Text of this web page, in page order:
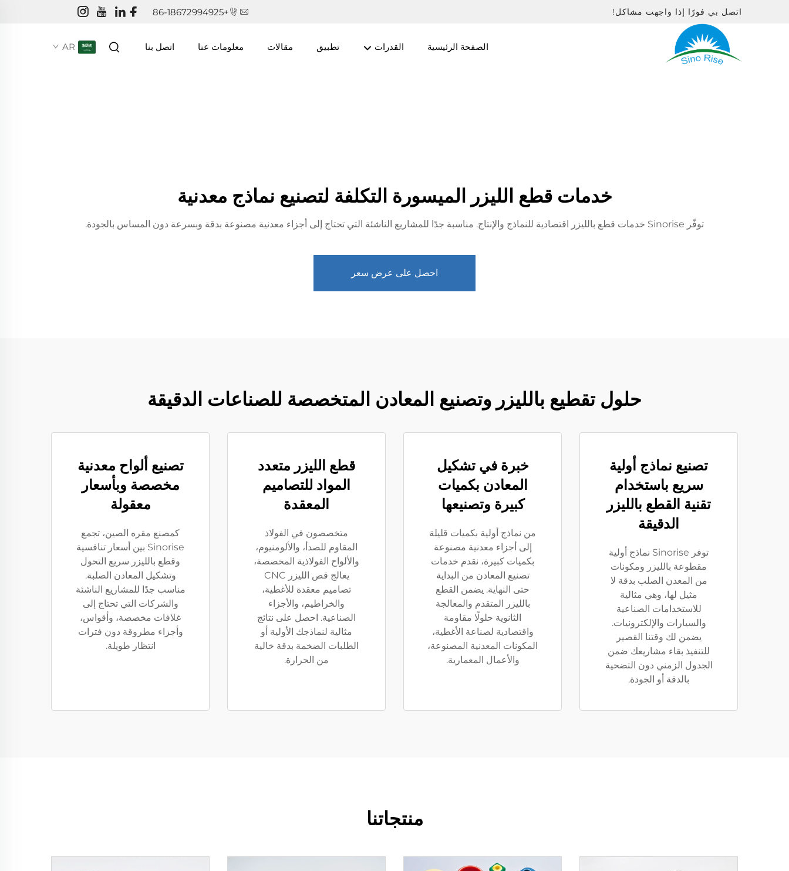
اتصل بي فورًا إذا واجهت مشاكل! +86-18672994925
الصفحة الرئيسية القدرات تطبيق مقالات معلومات عنا اتصل بنا AR
خدمات قطع الليزر الميسورة التكلفة لتصنيع نماذج معدنية
توفّر Sinorise خدمات قطع بالليزر اقتصادية للنماذج والإنتاج. مناسبة جدًا للمشاريع الناشئة التي تحتاج إلى أجزاء معدنية مصنوعة بدقة وبسرعة دون المساس بالجودة.
احصل على عرض سعر
حلول تقطيع بالليزر وتصنيع المعادن المتخصصة للصناعات الدقيقة
تصنيع نماذج أولية
سريع باستخدام
تقنية القطع بالليزر
الدقيقة
توفر Sinorise نماذج أولية
مقطوعة بالليزر ومكونات
من المعدن الصلب بدقة لا
مثيل لها، وهي مثالية
للاستخدامات الصناعية
والسيارات والإلكترونيات.
يضمن لك وقتنا القصير
للتنفيذ بقاء مشاريعك ضمن
الجدول الزمني دون التضحية
بالدقة أو الجودة.
خبرة في تشكيل
المعادن بكميات
كبيرة وتصنيعها
من نماذج أولية بكميات قليلة
إلى أجزاء معدنية مصنوعة
بكميات كبيرة، نقدم خدمات
تصنيع المعادن من البداية
حتى النهاية. يضمن القطع
بالليزر المتقدم والمعالجة
الثانوية حلولًا مقاومة
واقتصادية لصناعة الأغطية،
المكونات المعدنية المصنوعة،
والأعمال المعمارية.
قطع الليزر متعدد
المواد للتصاميم
المعقدة
متخصصون في الفولاذ
المقاوم للصدأ، والألومنيوم،
والألواح الفولاذية المخصصة،
يعالج قص الليزر CNC
تصاميم معقدة للأغطية،
والخراطيم، والأجزاء
الصناعية. احصل على نتائج
مثالية لنماذجك الأولية أو
الطلبات الضخمة بدقة خالية
من الحرارة.
تصنيع ألواح معدنية
مخصصة وبأسعار
معقولة
كمصنع مقره الصين، تجمع
Sinorise بين أسعار تنافسية
وقطع بالليزر سريع التحول
وتشكيل المعادن الصلبة.
مناسب جدًا للمشاريع الناشئة
والشركات التي تحتاج إلى
غلافات مخصصة، وأقواس،
وأجزاء مطروقة دون فترات
انتظار طويلة.
منتجاتنا